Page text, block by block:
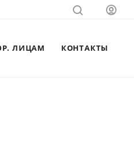
ЛИЦАМ КОНТАКТЫ